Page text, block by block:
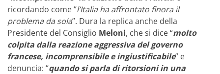
ricordando come “l’Italia ha affrontato finora il
problema da sola”. Dura la replica anche della
Presidente del Consiglio Meloni, che si dice “molto
colpita dalla reazione aggressiva del governo
francese, incomprensibile e ingiustificabile” e
denuncia: “quando si parla di ritorsioni in una